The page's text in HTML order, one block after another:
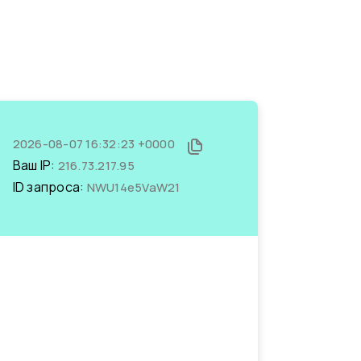
2026-08-07 16:32:23 +0000
Ваш IP: 216.73.217.95
ID запроса: NWU14e5VaW21